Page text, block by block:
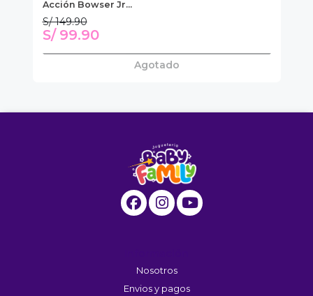
Acción Bowser Jr...
S/ 149.90
S/ 99.90
Agotado
Nosotros
Envios y pagos